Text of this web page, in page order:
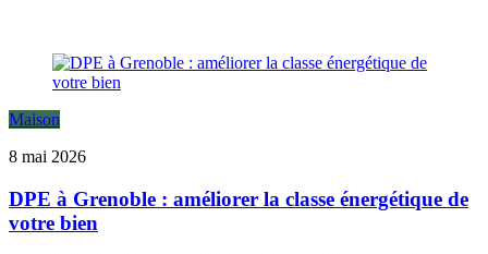
Maison
8 mai 2026
DPE à Grenoble : améliorer la classe énergétique de
votre bien